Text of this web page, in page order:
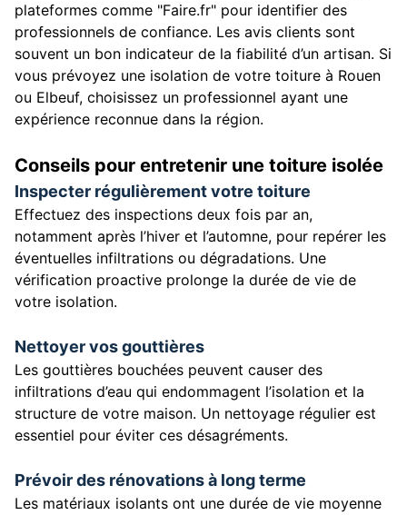
plateformes comme "Faire.fr" pour identifier des
professionnels de confiance. Les avis clients sont
souvent un bon indicateur de la fiabilité d’un artisan. Si
vous prévoyez une isolation de votre toiture à Rouen
ou Elbeuf, choisissez un professionnel ayant une
expérience reconnue dans la région.
Conseils pour entretenir une toiture isolée
Inspecter régulièrement votre toiture
Effectuez des inspections deux fois par an,
notamment après l’hiver et l’automne, pour repérer les
éventuelles infiltrations ou dégradations. Une
vérification proactive prolonge la durée de vie de
votre isolation.
Nettoyer vos gouttières
Les gouttières bouchées peuvent causer des
infiltrations d’eau qui endommagent l’isolation et la
structure de votre maison. Un nettoyage régulier est
essentiel pour éviter ces désagréments.
Prévoir des rénovations à long terme
Les matériaux isolants ont une durée de vie moyenne